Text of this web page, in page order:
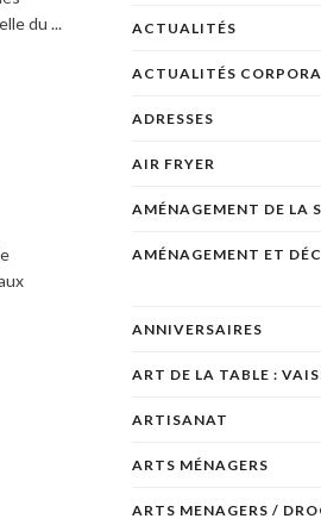
du ...
ACTUALITÉS
ACTUALITÉS
ADRESSES
AIR FRYER
AMÉNAGEMENT DE LA
AMÉNAGEMENT ET
ANNIVERSAIRES
ART DE LA TABLE :
ARTISANAT
ARTS MÉNAGERS
ARTS MENAGERS /